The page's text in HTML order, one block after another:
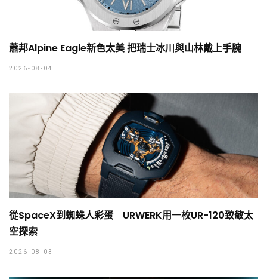
蕭邦Alpine Eagle新色太美 把瑞士冰川與山林戴上手腕
2026-08-04
從SpaceX到蜘蛛人彩蛋 URWERK用一枚UR-120致敬太
空探索
2026-08-03